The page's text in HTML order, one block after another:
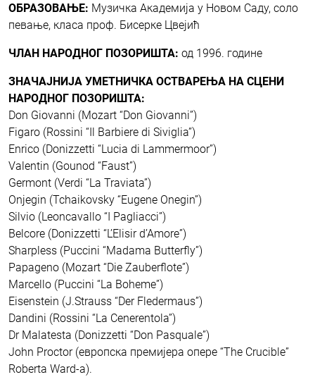
ОБРАЗОВАЊЕ: Музичка Академија у Новом Саду, соло
певање, класа проф. Бисерке Цвејић
ЧЛАН НАРОДНОГ ПОЗОРИШТА: од 1996. године
ЗНАЧАЈНИЈА УМЕТНИЧКА ОСТВАРЕЊА НА СЦЕНИ
НАРОДНОГ ПОЗОРИШТА:
Don Giovanni (Mozart “Don Giovanni”)
Figaro (Rossini “Il Barbiere di Siviglia”)
Enrico (Donizzetti “Lucia di Lammermoor”)
Valentin (Gounod “Faust”)
Germont (Verdi “La Traviata”)
Onjegin (Tchaikovsky “Eugene Onegin”)
Silvio (Leoncavallo “I Pagliacci”)
Belcore (Donizzetti “L’Elisir d’Amore”)
Sharpless (Puccini “Madama Butterfly”)
Papageno (Mozart “Die Zauberflote”)
Marcello (Puccini “La Boheme”)
Eisenstein (J.Strauss “Der Fledermaus”)
Dandini (Rossini “La Cenerentola”)
Dr Malatesta (Donizzetti “Don Pasquale”)
John Proctor (европска премијера опере “The Crucible”
Roberta Ward-a).